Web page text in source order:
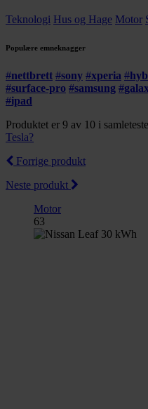
Teknologi Hus og Hage Motor
Populære emneknagger
#nettbrett #sony #xperia #
#surface-pro #samsung #
#ipad
Produktet er 9 av 10 i
Tesla?
Forrige produkt
Neste produkt
Motor
63